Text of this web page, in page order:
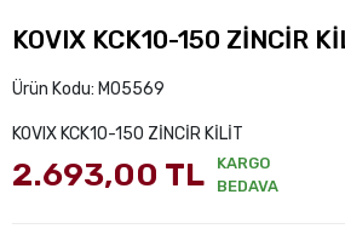
KOVIX KCK10-150 ZİNCİR
Ürün Kodu: M05569
KOVIX KCK10-150 ZİNCİR KİLİT
2.693,00 TL
KARGO
BEDAVA